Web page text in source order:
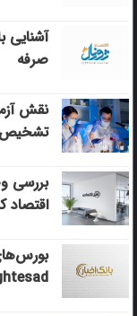
آشنایی
صرفه
نقش
تشخیص
بررسی
اقتصاد